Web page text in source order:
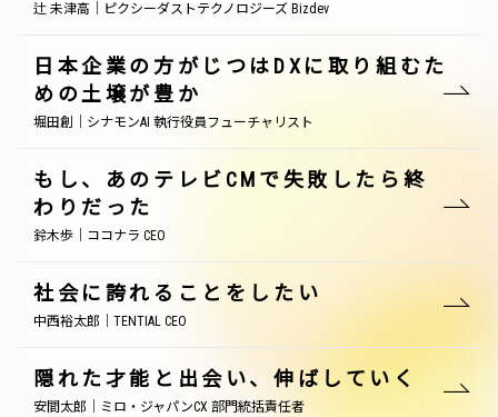
辻 未津高｜ピクシーダストテクノロジーズ Bizdev
日本企業の方がじつはDXに取り組むた
めの土壌が豊か
堀田創｜シナモンAI 執行役員フューチャリスト
もし、あのテレビCMで失敗したら終
わりだった
鈴木歩｜ココナラ CEO
社会に誇れることをしたい
中西裕太郎｜TENTIAL CEO
隠れた才能と出会い、伸ばしていく
安間太郎｜ミロ・ジャパンCX 部門統括責任者